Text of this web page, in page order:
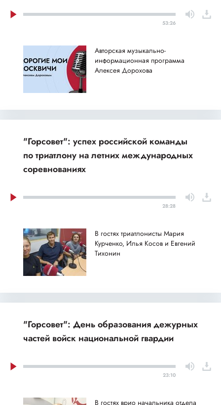
53:26
Авторская музыкально-
информационная программа
Алексея Дорохова
"Горсовет": успех российской команды
по триатлону на летних международных
соревнованиях
28:28
В гостях триатлонисты Мария
Курченко, Илья Косов и Евгений
Тихонин
"Горсовет": День образования дежурных
частей войск национальной гвардии
23:10
В гостях врио начальника отдела